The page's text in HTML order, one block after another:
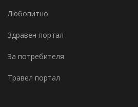
Любопитно
Здравен портал
За потребителя
Травел портал